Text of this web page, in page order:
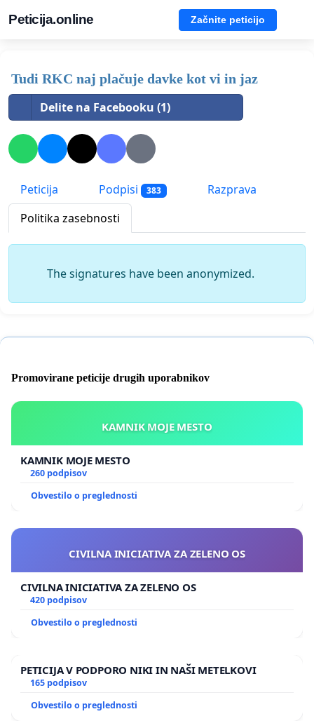
Peticija.online Začnite peticijo
Tudi RKC naj plačuje davke kot vi in jaz
Delite na Facebooku (1)
Peticija Podpisi 383
Razprava
Politika zasebnosti
The signatures have been anonymized.
Promovirane peticije drugih uporabnikov
KAMNIK MOJE MESTO
KAMNIK MOJE MESTO
260 podpisov
Obvestilo o preglednosti
CIVILNA INICIATIVA ZA ZELENO OS
CIVILNA INICIATIVA ZA ZELENO OS
420 podpisov
Obvestilo o preglednosti
PETICIJA V PODPORO NIKI IN NAŠI METELKOVI
165 podpisov
Obvestilo o preglednosti